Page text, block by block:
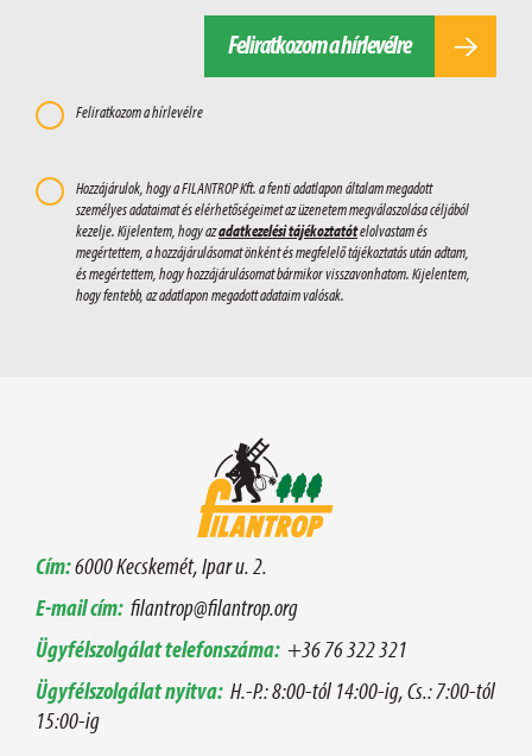
Feliratkozom a hírlevélre
Feliratkozom a hírlevélre
Hozzájárulok, hogy a FILANTROP Kft. a fenti adatlapon általam megadott
személyes adataimat és elérhetőségeimet az üzenetem megválaszolása céljából
kezelje. Kijelentem, hogy azadatkezelési tájékoztatótelolvastam és
megértettem, a hozzájárulásomat önként és megfelelő tájékoztatás után adtam,
és megértettem, hogy hozzájárulásomat bármikor visszavonhatom. Kijelentem,
hogy fentebb, az adatlapon megadott adataim valósak.
Cím:6000 Kecskemét, Ipar u. 2.
E-mail cím: filantrop@filantrop.org
Ügyfélszolgálat telefonszáma: +36 76 322 321
Ügyfélszolgálat nyitva: H.-P.: 8:00-tól 14:00-ig, Cs.: 7:00-tól
15:00-ig